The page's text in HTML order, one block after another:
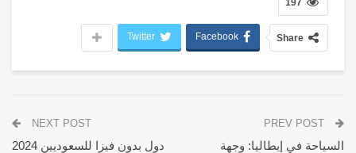
Share
Facebook
Twitter
السياحة في إيطاليا: وجهة
NEXT POST
دول بدون فيزا للسعوديين 2024